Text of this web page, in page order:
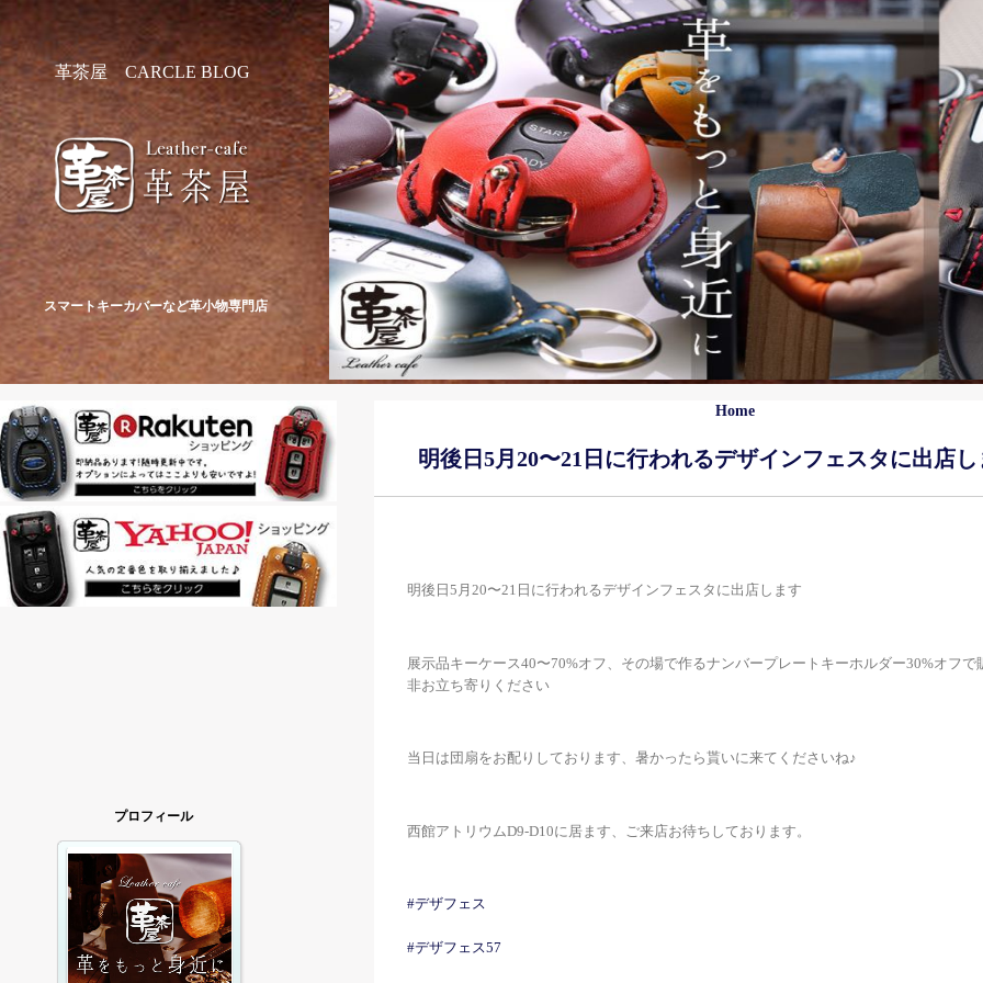
革茶屋 CARCLE BLOG
スマートキーカバーなど革小物専門店
プロフィール
Home
明後日5月20〜21日に行われるデザインフェスタに出店し
明後日5月20〜21日に行われるデザインフェスタに出店します
展示品キーケース40〜70%オフ、その場で作るナンバープレートキーホルダー30%オフで
非お立ち寄りください
当日は団扇をお配りしております、暑かったら貰いに来てくださいね♪
西館アトリウムD9-D10に居ます、ご来店お待ちしております。
#デザフェス
#デザフェス57